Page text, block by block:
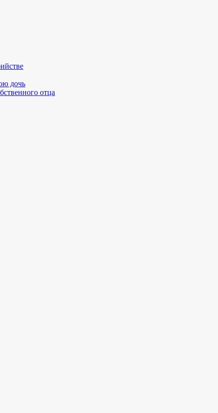
дочь
отца